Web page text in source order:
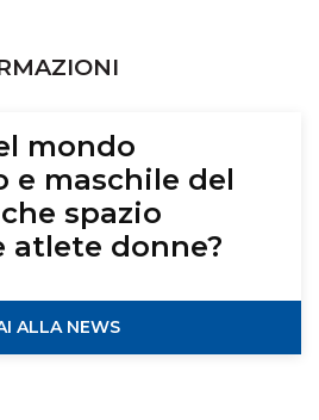
mondo
e maschile del
spazio
atlete donne?
ALLA NEWS